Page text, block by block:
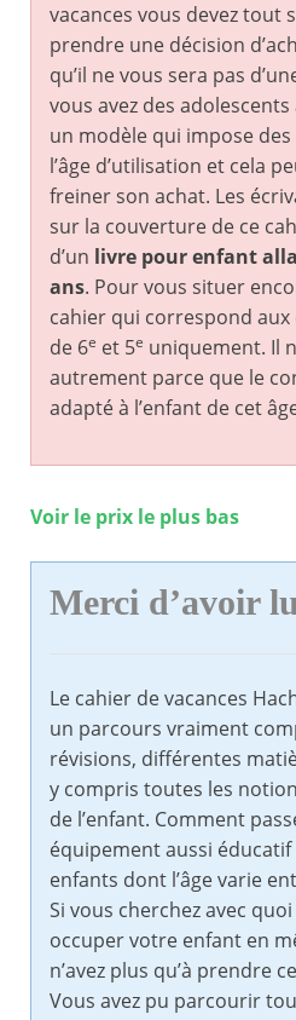
vacances vous devez tout
prendre une décision
qu’il ne vous sera pas
vous avez des adolescents
un modèle qui impose
l’âge d’utilisation et cela
freiner son achat. Les
sur la couverture de ce
d’un livre pour enfant
ans. Pour vous situer
cahier qui correspond aux
de 6e et 5e uniquement. Il
autrement parce que le
adapté à l’enfant de cet
Voir le prix le plus bas
Merci d’avoir
Le cahier de vacances
un parcours vraiment
révisions, différentes
y compris toutes les
de l’enfant. Comment
équipement aussi
enfants dont l’âge varie
Si vous cherchez avec
occuper votre enfant en
n’avez plus qu’à prendre
Vous avez pu parcourir